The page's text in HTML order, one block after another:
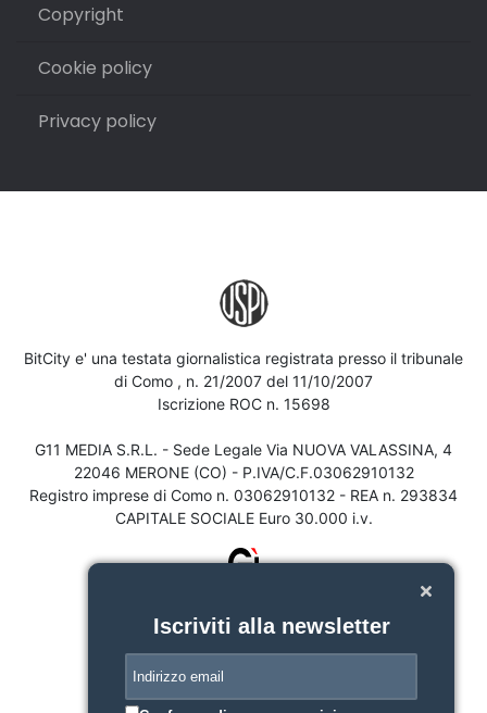
Copyright
Cookie policy
Privacy policy
BitCity e' una testata giornalistica registrata presso il tribunale
di Como , n. 21/2007 del 11/10/2007
Iscrizione ROC n. 15698
G11 MEDIA S.R.L. - Sede Legale Via NUOVA VALASSINA, 4
22046 MERONE (CO) - P.IVA/C.F.03062910132
Registro imprese di Como n. 03062910132 - REA n. 293834
CAPITALE SOCIALE Euro 30.000 i.v.
Iscriviti alla newsletter